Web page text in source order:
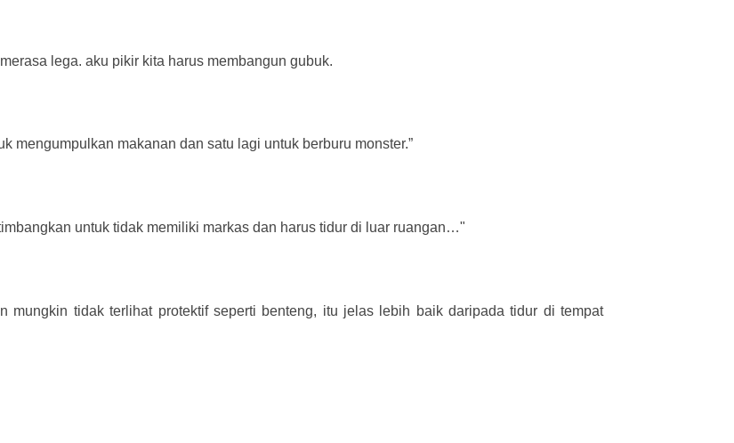
lega. aku pikir kita harus membangun gubuk.
mengumpulkan makanan dan satu lagi untuk berburu monster.”
untuk tidak memiliki markas dan harus tidur di luar ruangan…"
mungkin tidak terlihat protektif seperti benteng, itu jelas lebih baik daripada tidur di tempat